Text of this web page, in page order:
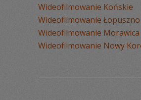
Wideofilmowanie Końskie
Wideofilmowanie Łopuszno
Wideofilmowanie Morawica
Wideofilmowanie Nowy